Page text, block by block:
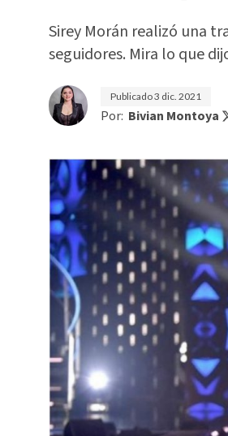
Sirey Morán realizó una
seguidores. Mira lo que
Publicado3 dic. 2021
Por: Bivian Montoya